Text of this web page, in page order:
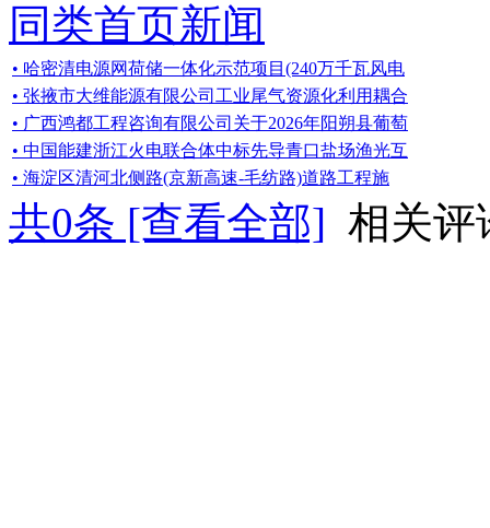
同类首页新闻
• 哈密清电源网荷储一体化示范项目(240万千瓦风电
• 张掖市大维能源有限公司工业尾气资源化利用耦合
• 广西鸿都工程咨询有限公司关于2026年阳朔县葡萄
• 中国能建浙江火电联合体中标先导青口盐场渔光互
• 海淀区清河北侧路(京新高速-毛纺路)道路工程施
共0条 [查看全部] 相关评